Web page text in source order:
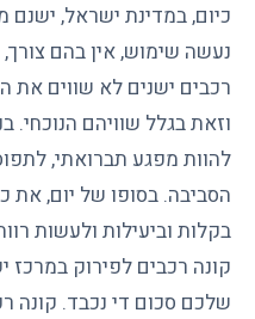
כיום, במדינת ישראל,
נעשה שימוש, אין בהם
רכבים ישנים לא שווים
וזאת בגלל שוויהם הנוכחי.
להוות מפגע תברואתי,
הסביבה. בסופו של יום, את
בקלות וביעילות ולעשות
קונה רכבים לפירוק במרכז
שלכם סכום די נכבד. קונה